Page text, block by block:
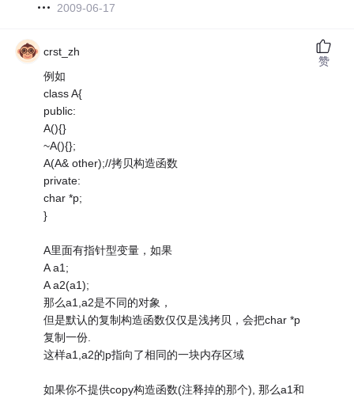
2009-06-17
crst_zh
例如
class A{
public:
A(){}
~A(){};
A(A& other);//拷贝构造函数
private:
char *p;
}
A里面有指针型变量，如果
A a1;
A a2(a1);
那么a1,a2是不同的对象，
但是默认的复制构造函数仅仅是浅拷贝，会把char *p
复制一份.
这样a1,a2的p指向了相同的一块内存区域
如果你不提供copy构造函数(注释掉的那个), 那么a1和
赞